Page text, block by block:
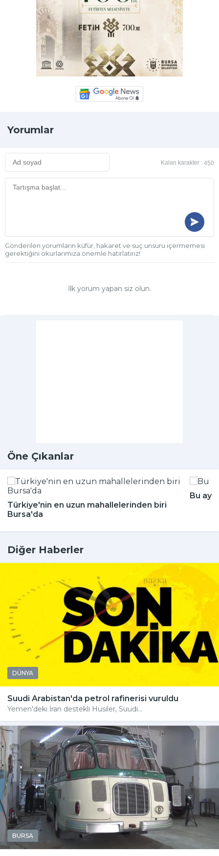
Yorumlar
Kalan karakter : 450
Gönderilen yorumların küfür, hakaret ve suç unsuru içermemesi
gerektiğini okurlarımıza önemle hatırlatırız!
İlk yorum yapan siz olun.
Öne Çıkanlar
Türkiye'nin en uzun mahallelerinden biri
Bursa'da
Bu
Diğer Haberler
DÜNYA
Suudi Arabistan'da petrol rafinerisi vuruldu
Yemen'deki İran destekli Husiler, Suudi...
BURSA